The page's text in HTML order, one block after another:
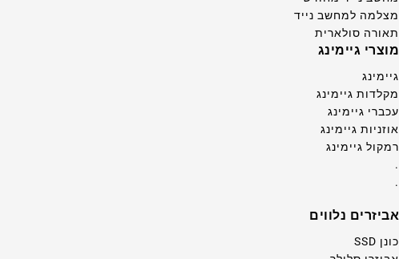
מצלמה למחשב נייד
תאורה סולארית
מוצרי גיימינג
גיימינג
מקלדות גיימינג
עכברי גיימינג
אוזניות גיימינג
רמקול גיימינג
.
.
אביזרים נלווים
כונן SSD